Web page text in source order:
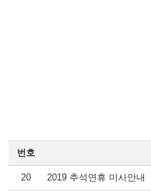
번호
20 2019 추석연휴 미사안내